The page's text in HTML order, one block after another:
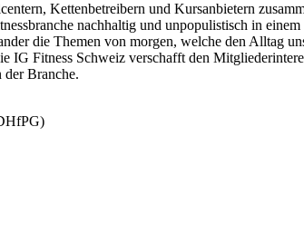
Kettenbetreibern und Kursanbietern
nachhaltig und unpopulistisch in
die Themen von morgen, welche den Alltag
IG Fitness Schweiz verschafft den
der Branche.